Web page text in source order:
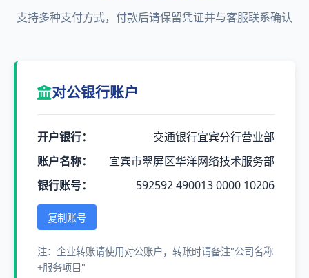
支持多种支付方式，付款后请保留凭证并与客服联系确认
对公银行账户
开户银行：
交通银行宜宾分行营业部
账户名称：
宜宾市翠屏区华洋网络技术服务部
银行账号：
592592 490013 0000 10206
复制账号
注：企业转账请使用对公账户，转账时请备注"公司名称
+服务项目"